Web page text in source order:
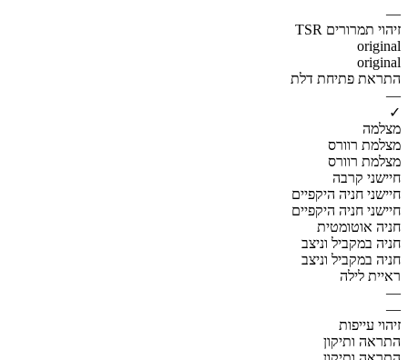
—
זיהוי תמרורים TSR
original
original
התראת פתיחת דלת
—
✓
מצלמה
מצלמת רוורס
מצלמת רוורס
חיישני קרבה
חיישני חניה היקפיים
חיישני חניה היקפיים
חניה אוטומטית
חניה במקביל וניצב
חניה במקביל וניצב
ראיית לילה
—
—
זיהוי עייפות
התראה ותיקון